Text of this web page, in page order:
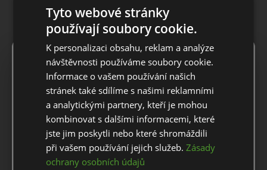
POPIS PRODUKTU
Pánská mikina Under Armour golf Storm Daytona FZ
Pánská golfová mikina na zip ve volném střihu se speciální
žebrovanou izolací, která je na přední straně obohacena o
větruodolnou tkaninu. Unikátní hybridní konstrukce mikiny vás
udrží v teple bez ztráty prodyšnosti. Dvojitě-pletené izolační
panely jsou měkké a poskytují neuvěřitelné teplo. Prodyšná
izolace přes rukávy, zadní a boční část s nízkou hmotností.
Mikina byla navržena pro použití v chladném počasí, ve kterém
vám dopřeje tepelnou izolaci a vysoký komfort. Disponuje
Notice
For European orders outside Slovakia and Czech Republic,
please use our European website.
Stay on this website
Go to European website
Tyto webové stránky
používají soubory cookie.
K personalizaci obsahu, reklam a analýze
návštěvnosti používáme soubory cookie.
Informace o vašem používání našich
stránek také sdílíme s našimi reklamními
a analytickými partnery, kteří je mohou
kombinovat s dalšími informacemi, které
jste jim poskytli nebo které shromáždili
při vašem používání jejich služeb.Zásady
ochrany osobních údajů